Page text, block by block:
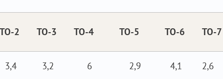
ТО-2 ТО-3 ТО-4 ТО-5 ТО-6 ТО-7
3,4 3,2 6 2,9 4,1 2,6